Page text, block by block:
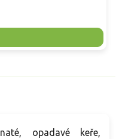
opadavé keře,